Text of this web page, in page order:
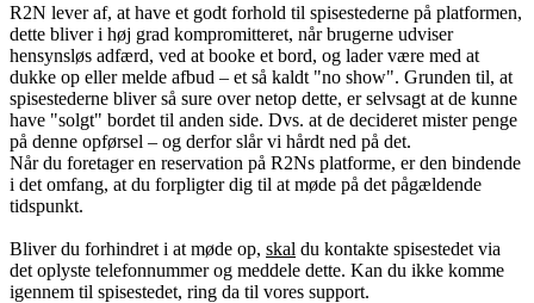
R2N lever af, at have et godt forhold til spisestederne på platformen,
dette bliver i høj grad kompromitteret, når brugerne udviser
hensynsløs adfærd, ved at booke et bord, og lader være med at
dukke op eller melde afbud – et så kaldt "no show". Grunden til, at
spisestederne bliver så sure over netop dette, er selvsagt at de kunne
have "solgt" bordet til anden side. Dvs. at de decideret mister penge
på denne opførsel – og derfor slår vi hårdt ned på det.
Når du foretager en reservation på R2Ns platforme, er den bindende
i det omfang, at du forpligter dig til at møde på det pågældende
tidspunkt.
Bliver du forhindret i at møde op, skal du kontakte spisestedet via
det oplyste telefonnummer og meddele dette. Kan du ikke komme
igennem til spisestedet, ring da til vores support.